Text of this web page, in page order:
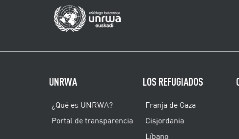
UNRWA
¿Qué es UNRWA?
Portal de transparencia
LOS REFUGIADOS
Franja de Gaza
Cisjordania
Líbano